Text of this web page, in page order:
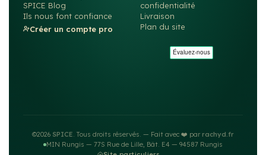
SPICE Blog
Ils nous font confiance
Créer un compte pro
confidentialité
Livraison
Plan du site
©2026 SPICE . Tous droits réservés. — Fait avec ❤️ parrachyd.fr
MIN Rungis — 77S Rue de Lille, Bât. E4 — 94587 Rungis